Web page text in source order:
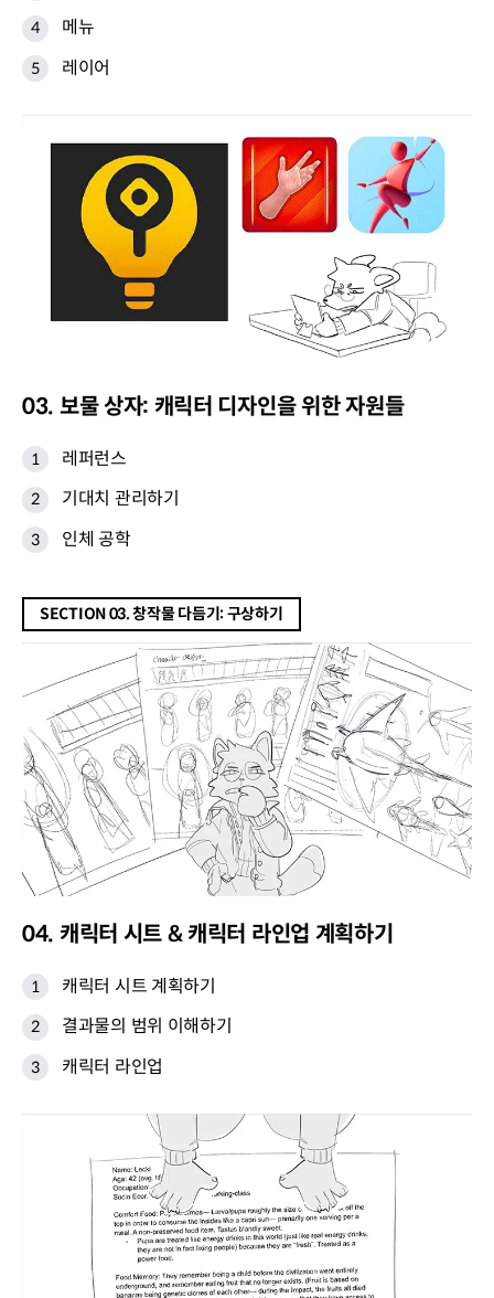
메뉴
레이어
03. 보물 상자: 캐릭터 디자인을 위한 자원들
레퍼런스
기대치 관리하기
인체 공학
SECTION 03. 창작물 다듬기: 구상하기
04. 캐릭터 시트 & 캐릭터 라인업 계획하기
캐릭터 시트 계획하기
결과물의 범위 이해하기
캐릭터 라인업